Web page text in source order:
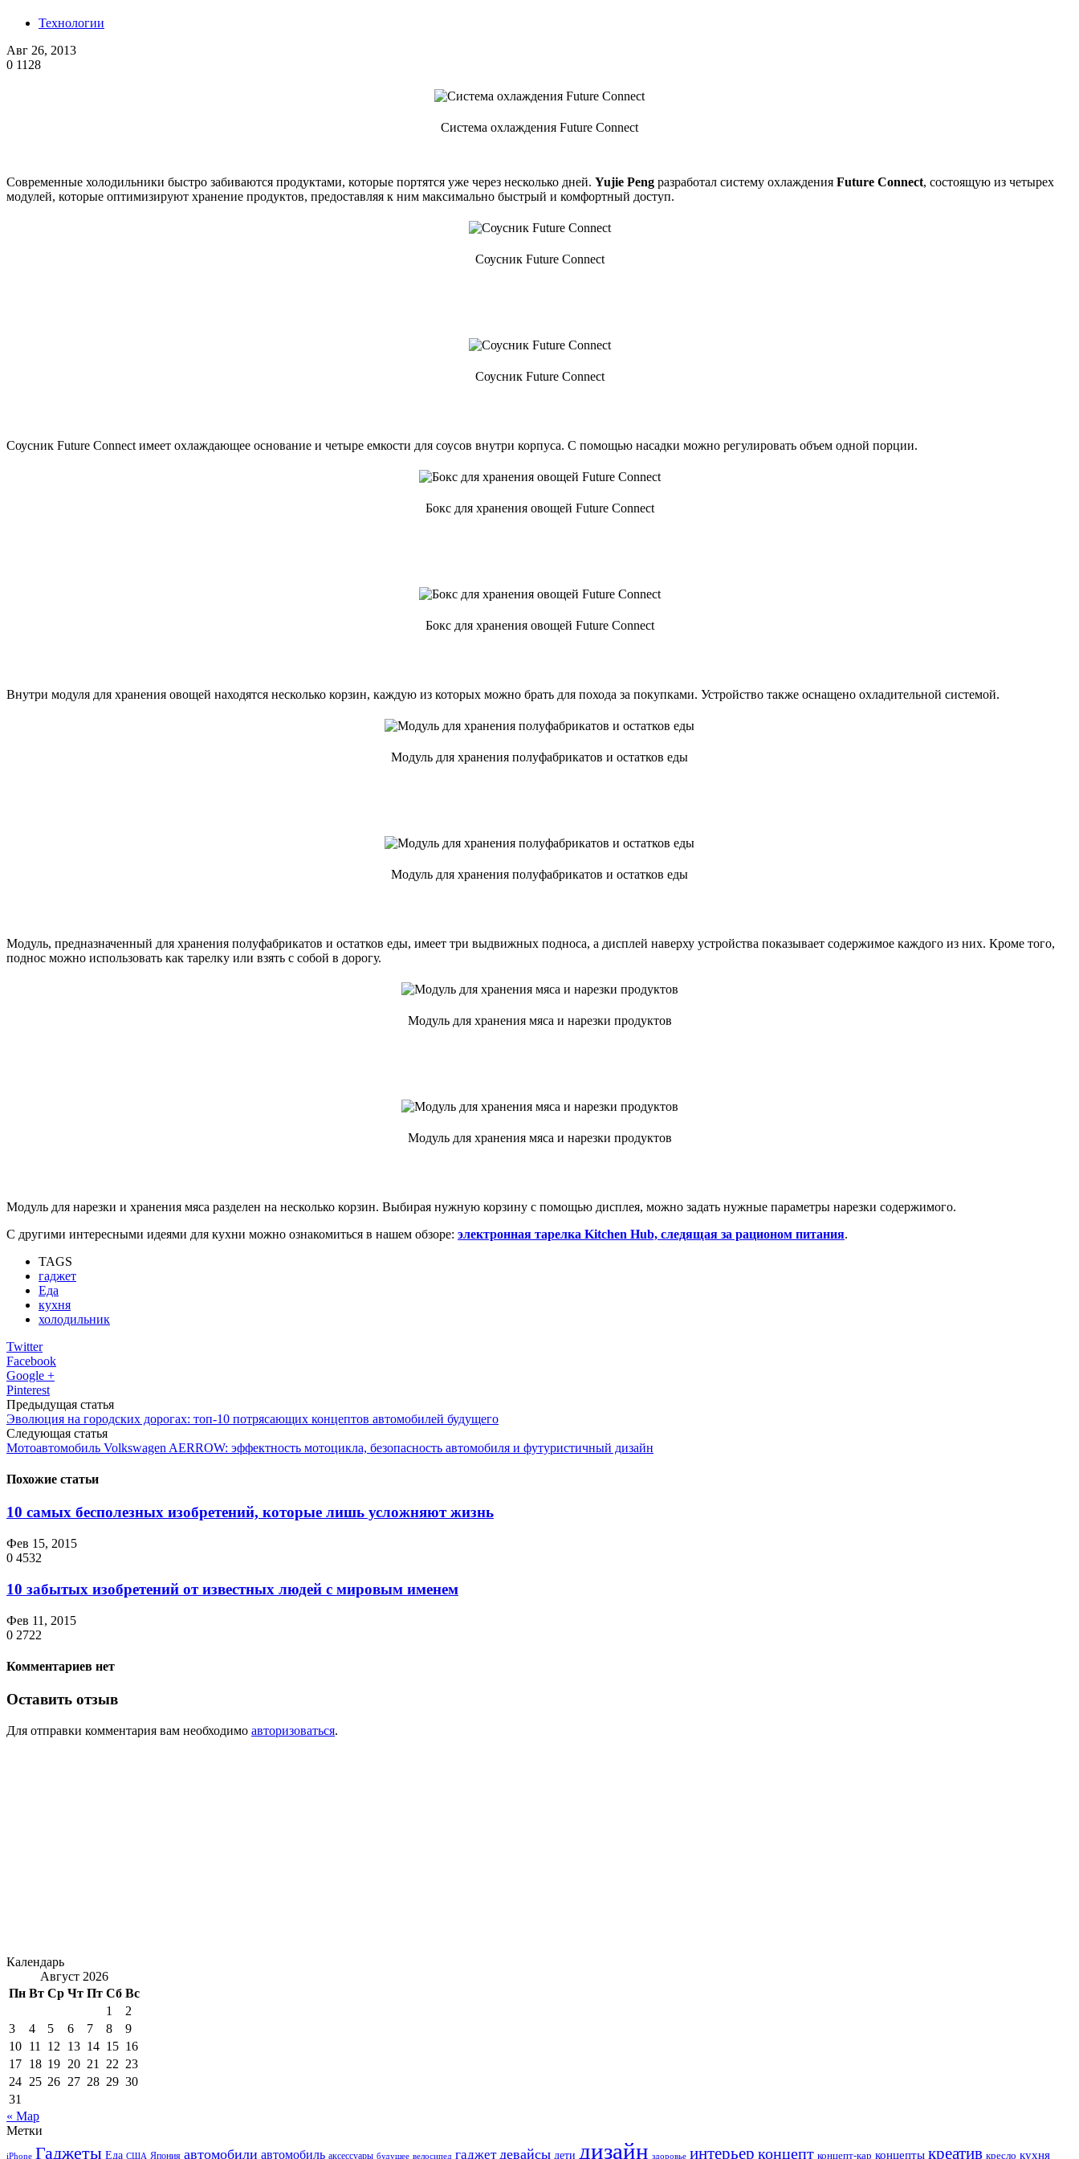
Технологии
Авг 26, 2013
0 1128
Система охлаждения Future Connect
Современные холодильники быстро забиваются продуктами, которые портятся уже через несколько дней. Yujie Peng разработал систему охлаждения Future Connect, состоящую из четырех
модулей, которые оптимизируют хранение продуктов, предоставляя к ним максимально быстрый и комфортный доступ.
Соусник Future Connect
Соусник Future Connect
Соусник Future Connect имеет охлаждающее основание и четыре емкости для соусов внутри корпуса. С помощью насадки можно регулировать объем одной порции.
Бокс для хранения овощей Future Connect
Бокс для хранения овощей Future Connect
Внутри модуля для хранения овощей находятся несколько корзин, каждую из которых можно брать для похода за покупками. Устройство также оснащено охладительной системой.
Модуль для хранения полуфабрикатов и остатков еды
Модуль для хранения полуфабрикатов и остатков еды
Модуль, предназначенный для хранения полуфабрикатов и остатков еды, имеет три выдвижных подноса, а дисплей наверху устройства показывает содержимое каждого из них. Кроме того,
поднос можно использовать как тарелку или взять с собой в дорогу.
Модуль для хранения мяса и нарезки продуктов
Модуль для хранения мяса и нарезки продуктов
Модуль для нарезки и хранения мяса разделен на несколько корзин. Выбирая нужную корзину с помощью дисплея, можно задать нужные параметры нарезки содержимого.
С другими интересными идеями для кухни можно ознакомиться в нашем обзоре: электронная тарелка Kitchen Hub, следящая за рационом питания.
TAGS
гаджет
Еда
кухня
холодильник
Twitter
Facebook
Google +
Pinterest
Предыдущая статья
Эволюция на городских дорогах: топ-10 потрясающих концептов автомобилей будущего
Следующая статья
Мотоавтомобиль Volkswagen AERROW: эффектность мотоцикла, безопасность автомобиля и футуристичный дизайн
Похожие статьи
10 самых бесполезных изобретений, которые лишь усложняют жизнь
Фев 15, 2015
0 4532
10 забытых изобретений от известных людей с мировым именем
Фев 11, 2015
0 2722
Комментариев нет
Оставить отзыв
Для отправки комментария вам необходимо авторизоваться.
Календарь
Август 2026
Пн Вт Ср Чт Пт Сб Вс
1
2
3
4 5 6 7 8
9
10 11 12 13 14 15 16
17 18 19 20 21 22 23
24 25 26 27 28 29 30
31
« Мар
Метки
iPhone Гаджеты Еда США Япония автомобили автомобиль аксессуары будущее велосипед гаджет девайсы дети дизайн здоровье интерьер концепт концепт-кар концепты креатив кресло кухня